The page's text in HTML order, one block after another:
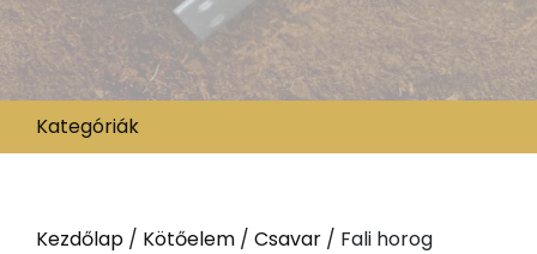
Kategóriák
Kezdőlap / Kötőelem / Csavar / Fali horog